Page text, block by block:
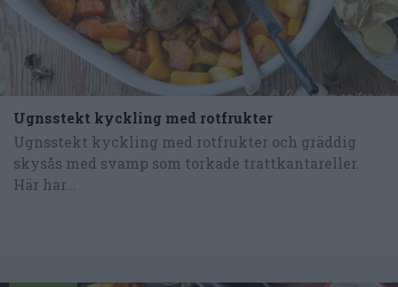
Ugnsstekt kyckling med rotfrukter
Ugnsstekt kyckling med rotfrukter och gräddig
skysås med svamp som torkade trattkantareller.
Här har...